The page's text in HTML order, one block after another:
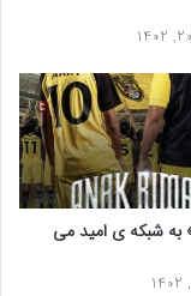
به شبکه ی امید می